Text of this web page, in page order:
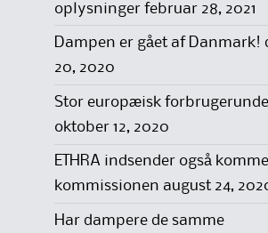
oplysninger februar 28, 2021
Dampen er gået af Danmark!
20, 2020
Stor europæisk
oktober 12, 2020
ETHRA indsender også
kommissionen august 24,
Har dampere de samme